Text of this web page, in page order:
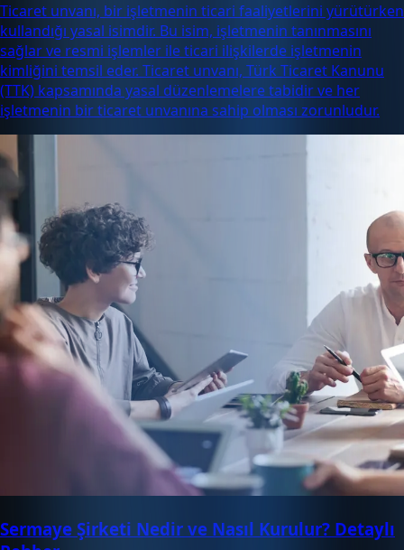
Ticaret unvanı, bir işletmenin ticari faaliyetlerini yürütürken
kullandığı yasal isimdir. Bu isim, işletmenin tanınmasını
sağlar ve resmi işlemler ile ticari ilişkilerde işletmenin
kimliğini temsil eder. Ticaret unvanı, Türk Ticaret Kanunu
(TTK) kapsamında yasal düzenlemelere tabidir ve her
işletmenin bir ticaret unvanına sahip olması zorunludur.
Sermaye Şirketi Nedir ve Nasıl Kurulur? Detaylı